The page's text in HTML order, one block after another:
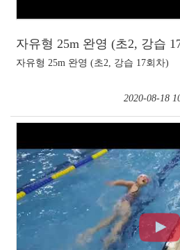
자유형 25m 완영 (초2, 강습
자유형 25m 완영 (초2, 강습 17회차)
2020-08-18